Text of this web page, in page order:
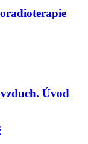
Úvod